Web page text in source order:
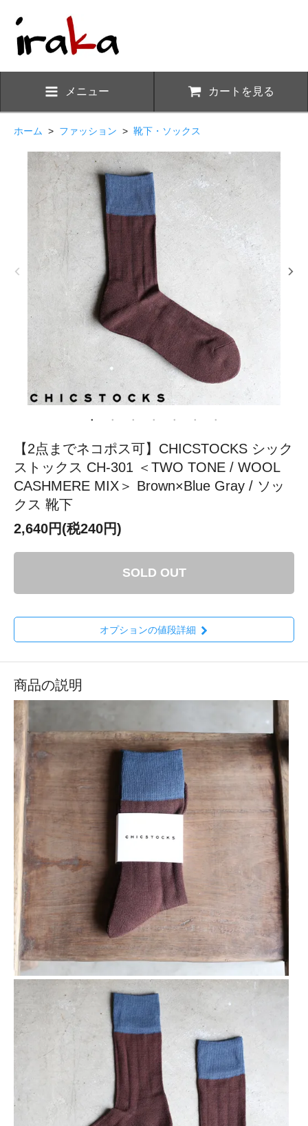
メニュー カートを見る
ホーム > ファッション > 靴下・ソックス
【2点までネコポス可】CHICSTOCKS シック
ストックス CH-301 ＜TWO TONE / WOOL
CASHMERE MIX＞ Brown×Blue Gray / ソッ
クス 靴下
2,640円(税240円)
SOLD OUT
オプションの値段詳細
商品の説明